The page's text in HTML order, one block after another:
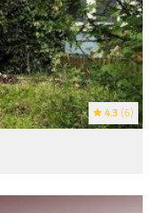
4.3 (6)